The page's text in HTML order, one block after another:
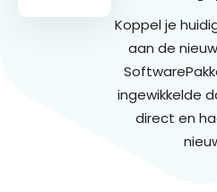
Koppel je
aan de
ingewikkelde
direct en